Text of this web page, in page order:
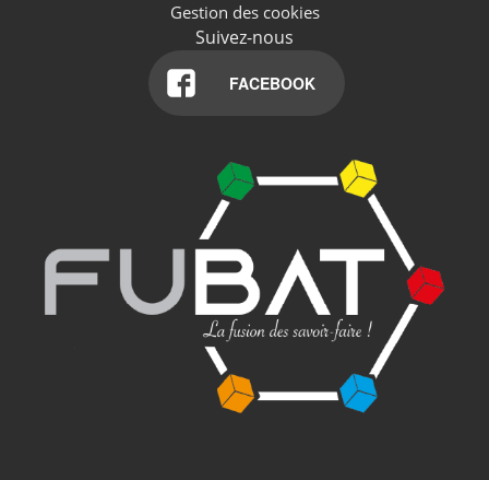
Gestion des cookies
Suivez-nous
FACEBOOK